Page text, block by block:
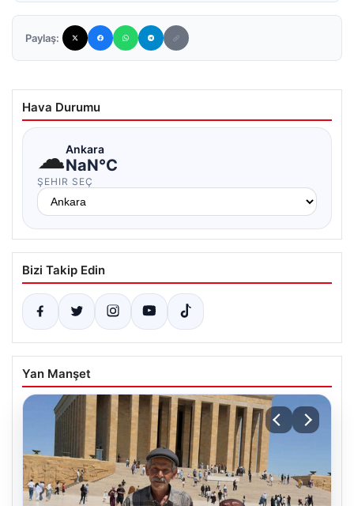
Paylaş:
Hava Durumu
☁Ankara
NaN°C
ŞEHIR SEÇ
Bizi Takip Edin
Yan Manşet